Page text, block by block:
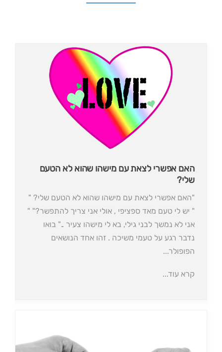
האם אפשרי לצאת עם מישהו שהוא לא הטעם
שלי?
"האם אפשרי לצאת עם מישהו שהוא לא הטעם שלי? "
" יש לי טעם מאד ספציפי , אולי אני צריך להתפשר?" "
אני לא נמשך לבני גילי, בא לי מישהו צעיר .." בואו
נדבר רגע על טעמי משיכה . זהו אחד הנושאים
הפופולר...
קרא עוד...